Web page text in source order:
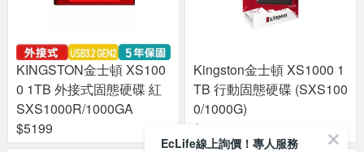
KINGSTON金士頓 XS100
0 1TB 外接式固態硬碟 紅
SXS1000R/1000GA
$5199
Kingston金士頓 XS1000 1
TB 行動固態硬碟 (SXS100
0/1000G)
$5199
EcLife線上詢價！專人服務